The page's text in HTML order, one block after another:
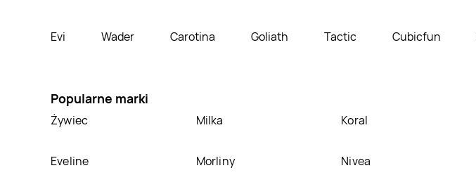
Evi Wader Carotina Goliath Tactic Cubicfun
Popularne marki
Żywiec Milka Koral
Eveline Morliny Nivea